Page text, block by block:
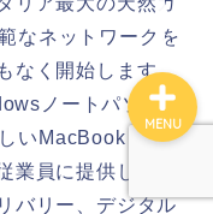
なネットワークを
なく開始します
ノートパソコン
いMacBook Airに
業員に提供してい
バリー、デジタル
MENU